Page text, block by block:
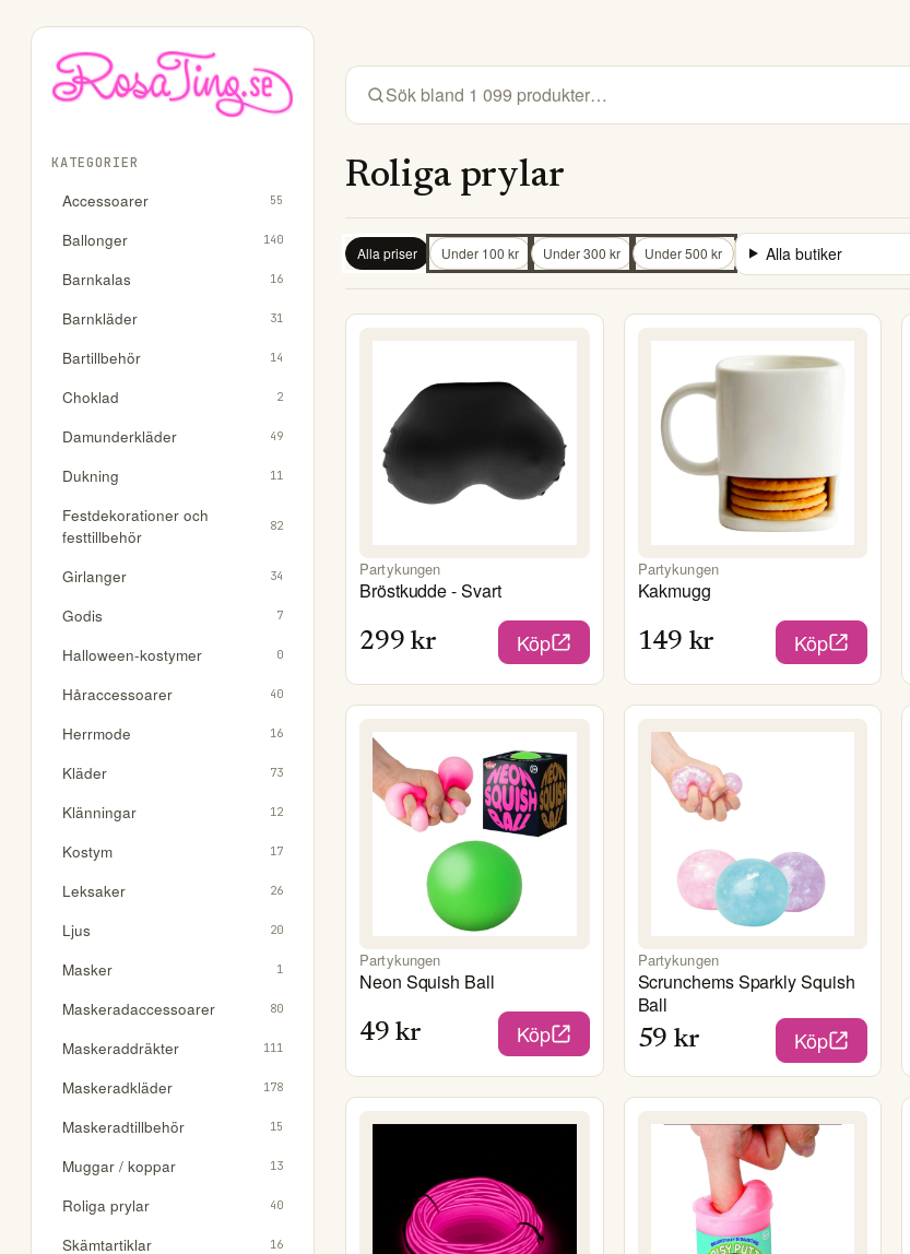
KATEGORIER
Accessoarer 55
Ballonger 140
Barnkalas 16
Barnkläder 31
Bartillbehör 14
Choklad 2
Damunderkläder 49
Dukning 11
Festdekorationer och
festtillbehör
82
Girlanger 34
Godis 7
Halloween-kostymer 0
Håraccessoarer 40
Herrmode 16
Kläder 73
Klänningar 12
Kostym 17
Leksaker 26
Ljus 20
Masker 1
Maskeradaccessoarer 80
Maskeraddräkter 111
Maskeradkläder 178
Maskeradtillbehör 15
Muggar / koppar 13
Roliga prylar 40
Skämtartiklar 16
Roliga prylar
Alla priser Under 100 kr Under 300 kr Under 500 kr Alla butiker
Partykungen
Bröstkudde - Svart
299 kr Köp
Partykungen
Kakmugg
149 kr Köp
Partykungen
Neon Squish Ball
49 kr Köp
Partykungen
Scrunchems Sparkly Squish
Ball
59 kr Köp